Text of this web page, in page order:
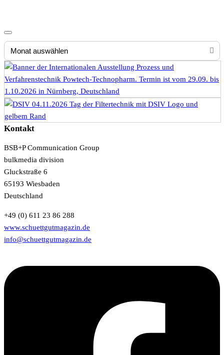
Monat
auswählen
Kontakt
BSB+P Communication Group
bulkmedia division
Gluckstraße 6
65193 Wiesbaden
Deutschland
+49 (0) 611 23 86 288
www.schuettgutmagazin.de
info@schuettgutmagazin.de